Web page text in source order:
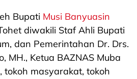
Bupati Musi Banyuasin
diwakili Staf Ahli Bupati
dan Pemerintahan Dr. Drs.
MH., Ketua BAZNAS Muba
tokoh masyarakat, tokoh